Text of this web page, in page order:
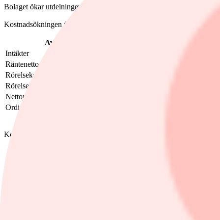
Bolaget ökar utdelningen till 12,75 kronor (11,75), väntat var 12,42.
Kostnadsökningen för 2026 beräknas uppgå till 9 procent, främst
Avanza, Mkr
Intäkter
Räntenetto
Rörelsekostnader
Rörelseresultat
Nettoresultat
Ordinarie årsutdelning per aktie, kronor
Konsensusdata från Modular Finance